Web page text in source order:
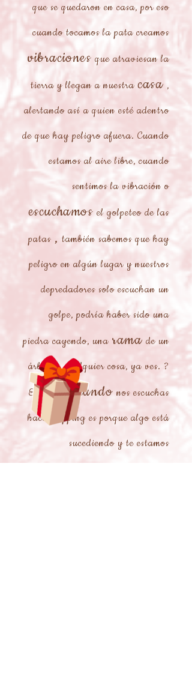
que se quedaron en casa, por eso
cuando tocamos la pata creamos
vibraciones que atraviesan la
tierra y llegan a nuestra casa ,
alertando así a quien esté adentro
de que hay peligro afuera. Cuando
estamos al aire libre, cuando
sentimos la vibración o
escuchamos el golpeteo de las
patas , también sabemos que hay
peligro en algún lugar y nuestros
depredadores solo escuchan un
golpe, podría haber sido una
piedra cayendo, una rama de un
árbol ... cualquier cosa, ya ves. ?
Entonces, cuando nos escuchas
hacer tapping es porque algo está
sucediendo y te estamos